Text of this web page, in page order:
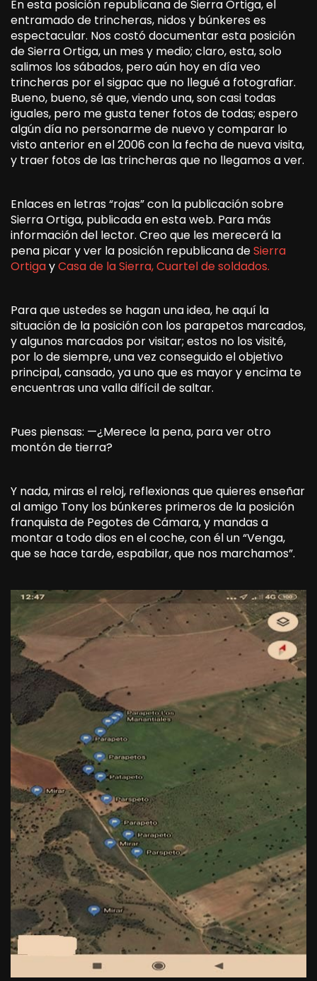
En esta posición republicana de Sierra Ortiga, el
entramado de trincheras, nidos y búnkeres es
espectacular. Nos costó documentar esta posición
de Sierra Ortiga, un mes y medio; claro, esta, solo
salimos los sábados, pero aún hoy en día veo
trincheras por el sigpac que no llegué a fotografiar.
Bueno, bueno, sé que, viendo una, son casi todas
iguales, pero me gusta tener fotos de todas; espero
algún día no personarme de nuevo y comparar lo
visto anterior en el 2006 con la fecha de nueva visita,
y traer fotos de las trincheras que no llegamos a ver.
Enlaces en letras “rojas” con la publicación sobre
Sierra Ortiga, publicada en esta web. Para más
información del lector. Creo que les merecerá la
pena picar y ver la posición republicana deSierra
OrtigayCasa de la Sierra, Cuartel de soldados.
Para que ustedes se hagan una idea, he aquí la
situación de la posición con los parapetos marcados,
y algunos marcados por visitar; estos no los visité,
por lo de siempre, una vez conseguido el objetivo
principal, cansado, ya uno que es mayor y encima te
encuentras una valla difícil de saltar.
Pues piensas: —¿Merece la pena, para ver otro
montón de tierra?
Y nada, miras el reloj, reflexionas que quieres enseñar
al amigo Tony los búnkeres primeros de la posición
franquista de Pegotes de Cámara, y mandas a
montar a todo dios en el coche, con él un “Venga,
que se hace tarde, espabilar, que nos marchamos”.